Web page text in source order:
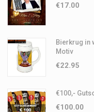
€17.00
Bierkrug in
Motiv
€22.95
€100,-
€100.00